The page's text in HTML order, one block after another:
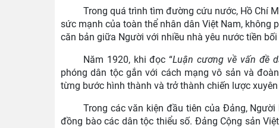
Trong quá trình tìm đường cứu nước, Hồ Chí
sức mạnh của toàn thể nhân dân Việt Nam,
căn bản giữa Người với nhiều nhà yêu nước tiền bối
Năm 1920, khi đọc “Luận cương về vấn đề
phóng dân tộc gắn với cách mạng vô sản và
từng bước hình thành và trở thành chiến lược
Trong các văn kiện đầu tiên của Đảng,
đồng bào các dân tộc thiểu số. Đảng Cộng sản